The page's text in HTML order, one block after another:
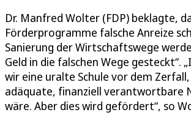
Dr. Manfred Wolter (FDP) beklagte,
Förderprogramme falsche Anreize
Sanierung der Wirtschaftswege
Geld in die falschen Wege gesteckt“.
wir eine uralte Schule vor dem
adäquate, finanziell verantwortbare
wäre. Aber dies wird gefördert“, so